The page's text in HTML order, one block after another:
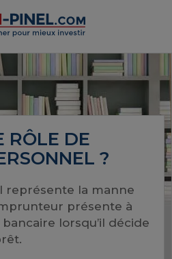
RÔLE DE
?
représente la manne
présente à
lorsqu’il décide